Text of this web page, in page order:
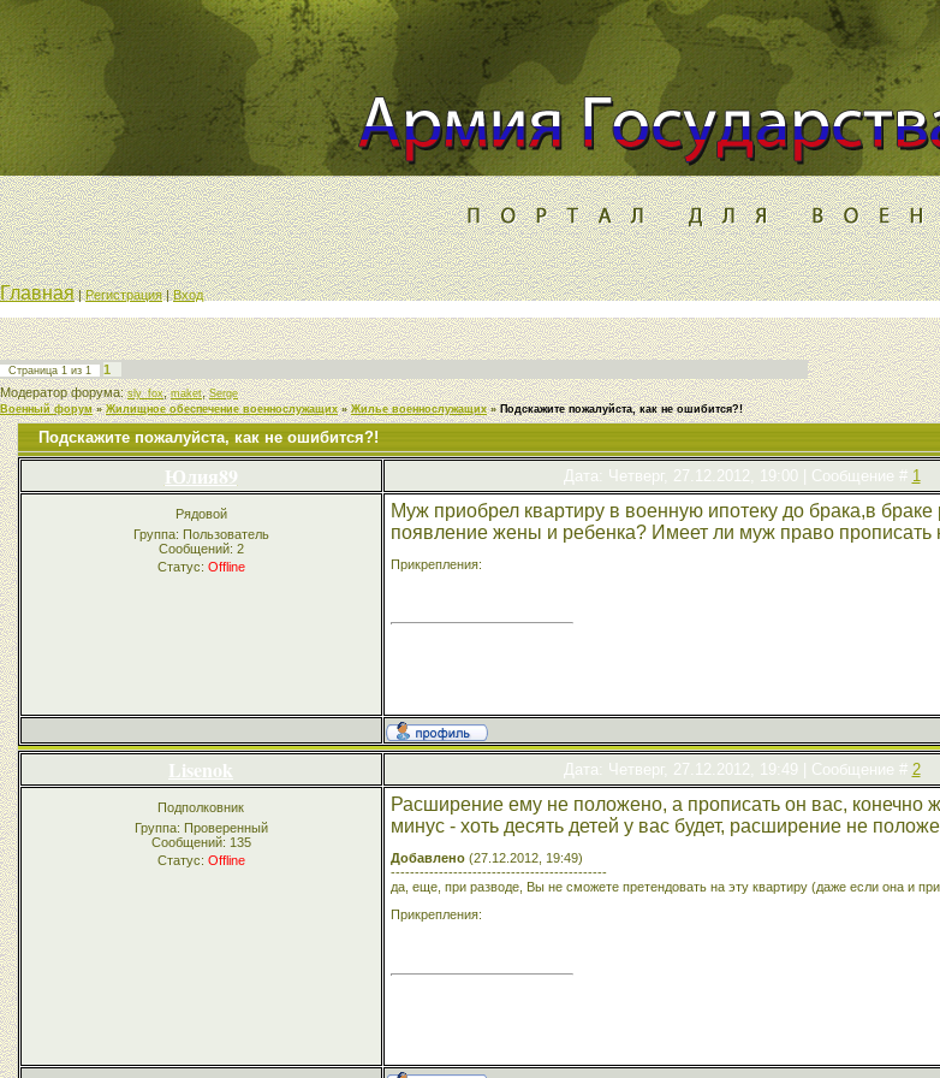
Главная|Регистрация|Вход
Страница 1 из 1
1
Модератор форума:sly_fox,maket,Serge
Военный форум » Жилищное обеспечение военнослужащих » Жилье военнослужащих » Подскажите пожалуйста, как не ошибится?!
Подскажите пожалуйста, как не ошибится?!
Юлия89 Дата: Четверг, 27.12.2012, 19:00 | Сообщение # 1
Рядовой
Группа: Пользователь
Сообщений: 2
Статус: Offline
Муж приобрел квартиру в военную ипотеку до брака,в
появление жены и ребенка? Имеет ли муж право прописать
Прикрепления:
Lisenok Дата: Четверг, 27.12.2012, 19:49 | Сообщение # 2
Подполковник
Группа: Проверенный
Сообщений: 135
Статус: Offline
Расширение ему не положено, а прописать он вас, конечно
минус - хоть десять детей у вас будет, расширение не
Добавлено(27.12.2012, 19:49)
---------------------------------------------
да, еще, при разводе, Вы не сможете претендовать на эту квартиру (даже если она и
Прикрепления: